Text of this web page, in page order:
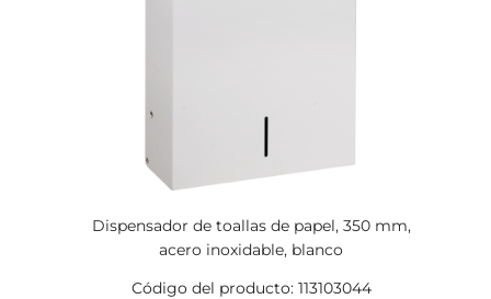
Dispensador de toallas de papel, 350 mm,
acero inoxidable, blanco
Código del producto: 113103044